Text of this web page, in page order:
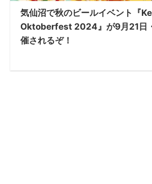
気仙沼で秋のビールイベント『
Oktoberfest 2024』が9月21日
催されるぞ！